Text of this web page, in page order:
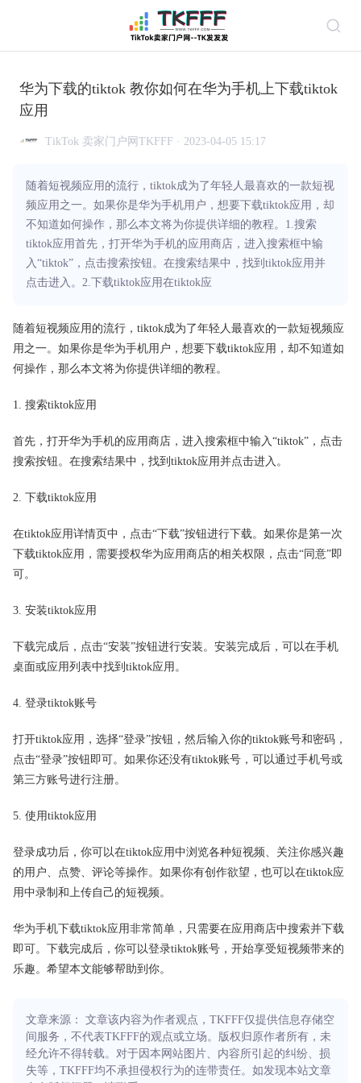
华为下载的tiktok 教你如何在华为手机上下载tiktok
应用
TikTok 卖家门户网TKFFF · 2023-04-05 15:17
随着短视频应用的流行，tiktok成为了年轻人最喜欢的一款短视
频应用之一。如果你是华为手机用户，想要下载tiktok应用，却
不知道如何操作，那么本文将为你提供详细的教程。1.搜索
tiktok应用首先，打开华为手机的应用商店，进入搜索框中输
入“tiktok”，点击搜索按钮。在搜索结果中，找到tiktok应用并
点击进入。2.下载tiktok应用在tiktok应
随着短视频应用的流行，tiktok成为了年轻人最喜欢的一款短视频应
用之一。如果你是华为手机用户，想要下载tiktok应用，却不知道如
何操作，那么本文将为你提供详细的教程。
1. 搜索tiktok应用
首先，打开华为手机的应用商店，进入搜索框中输入“tiktok”，点击
搜索按钮。在搜索结果中，找到tiktok应用并点击进入。
2. 下载tiktok应用
在tiktok应用详情页中，点击“下载”按钮进行下载。如果你是第一次
下载tiktok应用，需要授权华为应用商店的相关权限，点击“同意”即
可。
3. 安装tiktok应用
下载完成后，点击“安装”按钮进行安装。安装完成后，可以在手机
桌面或应用列表中找到tiktok应用。
4. 登录tiktok账号
打开tiktok应用，选择“登录”按钮，然后输入你的tiktok账号和密码，
点击“登录”按钮即可。如果你还没有tiktok账号，可以通过手机号或
第三方账号进行注册。
5. 使用tiktok应用
登录成功后，你可以在tiktok应用中浏览各种短视频、关注你感兴趣
的用户、点赞、评论等操作。如果你有创作欲望，也可以在tiktok应
用中录制和上传自己的短视频。
华为手机下载tiktok应用非常简单，只需要在应用商店中搜索并下载
即可。下载完成后，你可以登录tiktok账号，开始享受短视频带来的
乐趣。希望本文能够帮助到你。
文章来源： 文章该内容为作者观点，TKFFF仅提供信息存储空
间服务，不代表TKFFF的观点或立场。版权归原作者所有，未
经允许不得转载。对于因本网站图片、内容所引起的纠纷、损
失等，TKFFF均不承担侵权行为的连带责任。如发现本站文章